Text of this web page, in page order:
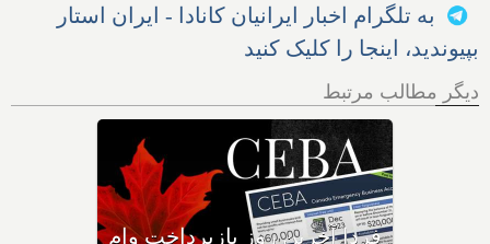
به تلگرام اخبار ایرانیان کانادا - ایران استار
بپیوندید، اینجا را کلیک کنید
دیگر مطالب مرتبط